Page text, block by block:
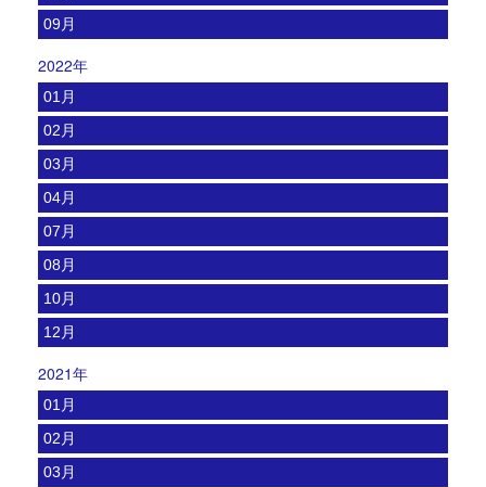
09月
2022年
01月
02月
03月
04月
07月
08月
10月
12月
2021年
01月
02月
03月